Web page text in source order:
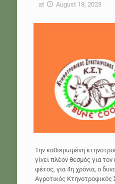
at August 18, 2023
Την καθιερωμένη
γίνει πλέον θεσμός για
φέτος, για 4η χρόνια, ο
Αγροτικός Κτηνοτροφικός